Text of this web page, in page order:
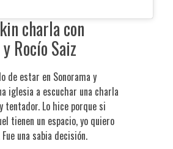
charla con
Rocío Saiz
de estar en Sonorama y
iglesia a escuchar una charla
tentador. Lo hice porque si
tienen un espacio, yo quiero
una sabia decisión.